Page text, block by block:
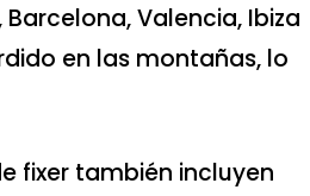
Valencia, Ibiza
en las montañas, lo
fixer también incluyen